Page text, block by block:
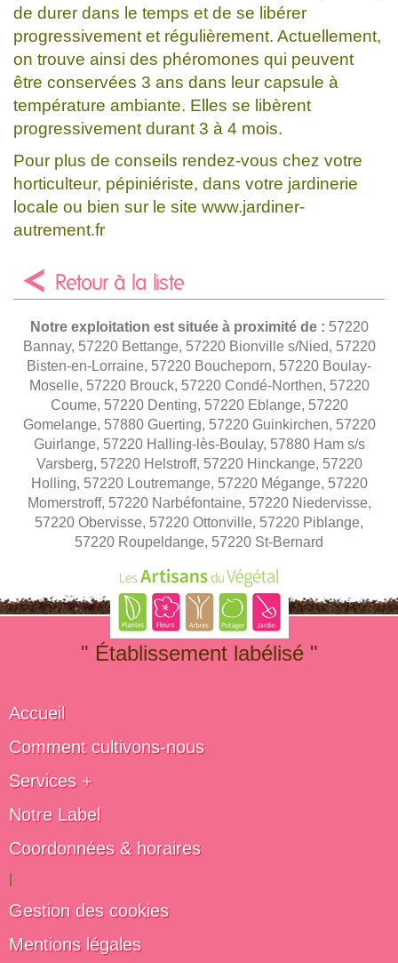
de durer dans le temps et de se libérer
progressivement et régulièrement. Actuellement,
on trouve ainsi des phéromones qui peuvent
être conservées 3 ans dans leur capsule à
température ambiante. Elles se libèrent
progressivement durant 3 à 4 mois.
Pour plus de conseils rendez-vous chez votre
horticulteur, pépiniériste, dans votre jardinerie
locale ou bien sur le site www.jardiner-
autrement.fr
Retour à la liste
Notre exploitation est située à proximité de : 57220
Bannay, 57220 Bettange, 57220 Bionville s/Nied, 57220
Bisten-en-Lorraine, 57220 Boucheporn, 57220 Boulay-
Moselle, 57220 Brouck, 57220 Condé-Northen, 57220
Coume, 57220 Denting, 57220 Eblange, 57220
Gomelange, 57880 Guerting, 57220 Guinkirchen, 57220
Guirlange, 57220 Halling-lès-Boulay, 57880 Ham s/s
Varsberg, 57220 Helstroff, 57220 Hinckange, 57220
Holling, 57220 Loutremange, 57220 Mégange, 57220
Momerstroff, 57220 Narbéfontaine, 57220 Niedervisse,
57220 Obervisse, 57220 Ottonville, 57220 Piblange,
57220 Roupeldange, 57220 St-Bernard
" Établissement labélisé "
Accueil
Comment cultivons-nous
Services +
Notre Label
Coordonnées & horaires
Gestion des cookies
Mentions légales